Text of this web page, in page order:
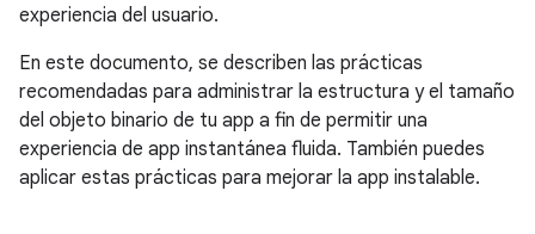
experiencia del usuario.
En este documento, se describen las prácticas
recomendadas para administrar la estructura y el tamaño
del objeto binario de tu app a fin de permitir una
experiencia de app instantánea fluida. También puedes
aplicar estas prácticas para mejorar la app instalable.